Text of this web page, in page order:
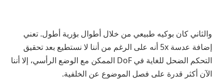
والثاني كان بوكيه طبيعي من خلال أطوال بؤرية أطول. تعني
إضافة عدسة 5x أنه على الرغم من أننا لا نستطيع بعد تحقيق
التحكم الضحل للغاية في DoF الممكن مع الوضع الرأسي، إلا أننا
الآن أكثر قدرة على فصل الموضوع عن الخلفية.